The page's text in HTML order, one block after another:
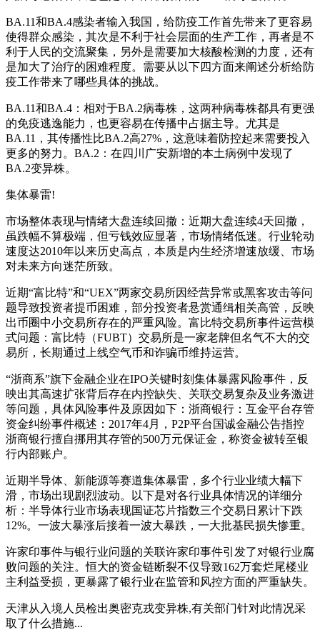
BA.11和BA.4感染者输入我国，给防疫工作首先带来了更容易
使得群众感染，其次是不利于社会层面的生产工作，再者是不
利于人民的交流聚集，另外是需要加大核酸检测的力度，还有
是加大了治疗的困难程度。需要从以下四方面来阐述分析给防
疫工作带来了哪些具体的挑战。
BA.11和BA.4：相对于BA.2病毒株，这两种病毒株都具有更强
的免疫逃逸能力，也更容易在传播中占据主导。尤其是
BA.11，其传播性比BA.2高27%，这意味着防控起来需要投入
更多的努力。BA.2：在四川广安新增的本土病例中发现了
BA.2变异株。
集体暴雷!
市场整体表现与情绪大盘连续回撤：近期大盘连续4天回撤，
虽跌幅不算极端，但亏钱效应显著，市场情绪低迷。行业轮动
速度达2010年以来历史高点，本质是内生经济增速放缓、市场
对未来方向迷茫所致。
近期“富比特”和“UEX”两家交易所因经营异常或黑客攻击等问
题导致投资者提币困难，部分投资者悬赏通缉相关高管，反映
出币圈中小交易所存在的严重风险。富比特交易所事件运营模
式问题：富比特（FUBT）交易所是一家老牌但名气不大的交
易所，长期通过上线空气币和诈骗币维持运营。
“浙商系”旗下金融企业在IPO关键时刻集体暴露风险事件，反
映出其高速扩张背后存在内控缺失、关联交易复杂及业务激进
等问题，具体风险事件及原因如下：浙商银行：互金平台存管
资金纠纷事件概述：2017年4月，P2P平台国诚金融公告指控
浙商银行擅自挪用其存管的500万元保证金，称资金被转至银
行内部账户。
近期半导体、新能源等赛道集体暴雷，多个行业业绩大幅下
滑，市场出现剧烈波动。以下是对各行业具体情况的详细分
析：半导体行业市场表现国证芯片指数三个交易日累计下跌
12%。一波大暴涨后接着一波大暴跌，一大批基民损失惨重。
许家印事件与银行业问题的关联许家印事件引发了对银行业腐
败问题的关注。恒大的资金链断裂不仅导致162万套烂尾楼业
主利益受损，更暴露了银行业在监管和风控方面的严重缺失。
天津从入境人员检出奥密克戎变异株,有关部门针对此情况采
取了什么措施...